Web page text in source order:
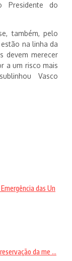
Presidente do
também, pelo
na linha da
devem merecer
a um risco mais
Vasco
das Un
da me ...